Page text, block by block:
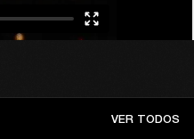
VER TODOS